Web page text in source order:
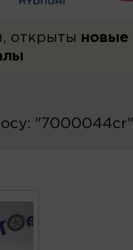
открыты новые
"7000044cr"